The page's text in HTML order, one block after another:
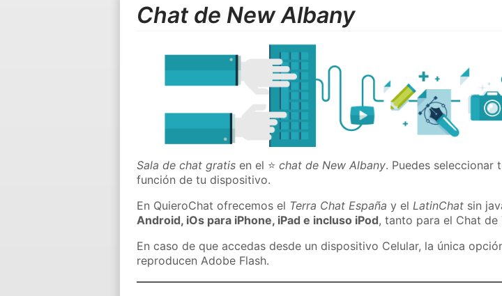
Chat de New Albany
Sala de chat gratis en el ⭐chat de New Albany. Puedes seleccionar
función de tu dispositivo.
En QuieroChat ofrecemos el Terra Chat España y elLatinChat sin
Android, iOs para iPhone, iPad e incluso iPod, tanto para el Chat
En caso de que accedas desde un dispositivo Celular, la única
reproducen Adobe Flash.